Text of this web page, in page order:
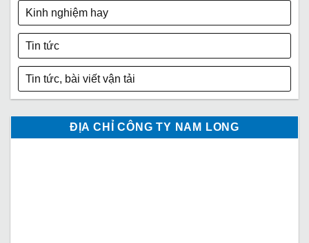
Kinh nghiệm hay
Tin tức
Tin tức, bài viết vận tải
ĐỊA CHỈ CÔNG TY NAM LONG